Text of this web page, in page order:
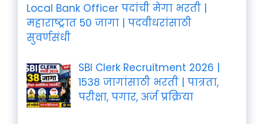
Local Bank Officer पदांची मेगा भरती |
महाराष्ट्रात 50 जागा | पदवीधरांसाठी
सुवर्णसंधी
SBI Clerk Recruitment 2026 |
1538 जागांसाठी भरती | पात्रता,
परीक्षा, पगार, अर्ज प्रक्रिया